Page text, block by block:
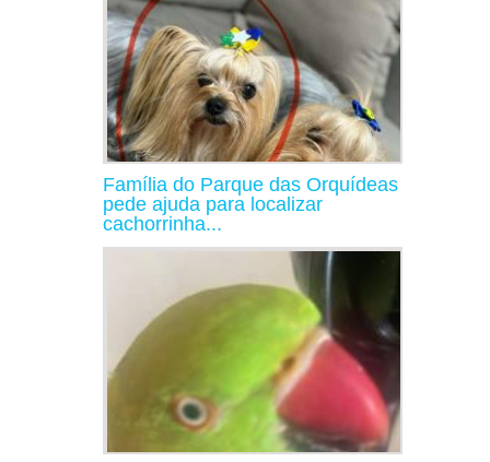
Família do Parque das Orquídeas
pede ajuda para localizar
cachorrinha...